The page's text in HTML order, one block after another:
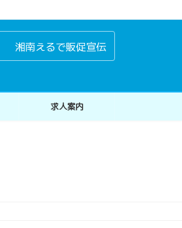
湘南えるで販促宣伝
求人案内